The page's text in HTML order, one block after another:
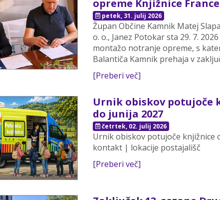
opreme Knjižnice
petek, 31. julij 2026
Župan Občine Kamnik Matej
o. o., Janez Potokar sta 29. 7.
montažo notranje opreme, s
Balantiča Kamnik prehaja v
[Preberi več]
Urnik obiskov potujoče
do junija 2027
četrtek, 02. julij 2026
Urnik obiskov potujoče knjižnice
kontakt | lokacije postajališč
[Preberi več]